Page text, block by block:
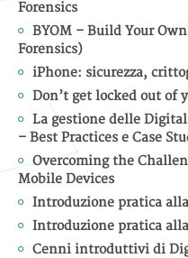
Forensics
BYOM – Build Your
Forensics)
iPhone: sicurezza,
Don’t get locked out of
La gestione delle
– Best Practices e Case
Overcoming the
Mobile Devices
Introduzione pratica
Introduzione pratica
Cenni introduttivi di